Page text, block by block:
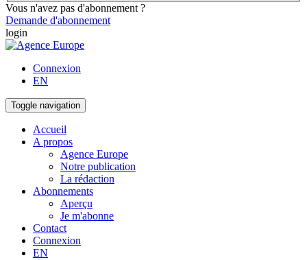
Vous n'avez pas d'abonnement ?
Demande d'abonnement
login
Connexion
EN
Toggle navigation
Accueil
A propos
Agence Europe
Notre publication
La rédaction
Abonnements
Aperçu
Je m'abonne
Contact
Connexion
EN